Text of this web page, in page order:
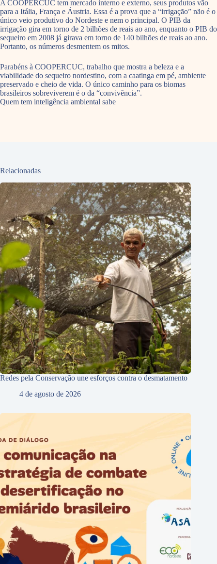
A COOPERCUC tem mercado interno e externo, seus produtos vão
para a Itália, França e Áustria. Essa é a prova que a “irrigação” não é o
único veio produtivo do Nordeste e nem o principal. O PIB da
irrigação gira em torno de 2 bilhões de reais ao ano, enquanto o PIB do
sequeiro em 2008 já girava em torno de 140 bilhões de reais ao ano.
Portanto, os números desmentem os mitos.
Parabéns à COOPERCUC, trabalho que mostra a beleza e a
viabilidade do sequeiro nordestino, com a caatinga em pé, ambiente
preservado e cheio de vida. O único caminho para os biomas
brasileiros sobreviverem é o da “convivência”.
Quem tem inteligência ambiental sabe
Relacionadas
Redes pela Conservação une esforços contra o desmatamento
4 de agosto de 2026